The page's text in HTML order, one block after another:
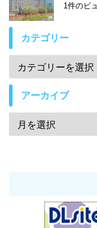
1件のビ
カテゴリー
アーカイブ